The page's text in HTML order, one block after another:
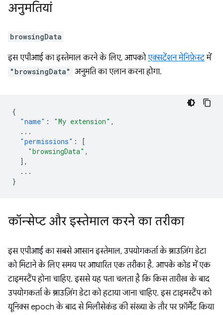
अनुमतियां
browsingData
इस एपीआई का इस्तेमाल करने के लिए, आपकोएक्सटेंशन मेनिफ़ेस्टमें
"browsingData" अनुमति का एलान करना होगा.
{
"name" : "My extension" ,
...
"permissions" :
[
"browsingData" ,
],
...
}
कॉन्सेप्ट और इस्तेमाल करने का तरीका
इस एपीआई का सबसे आसान इस्तेमाल, उपयोगकर्ता के ब्राउज़िंग डेटा
को मिटाने के लिए समय पर आधारित एक तरीका है. आपके कोड में एक
टाइमस्टैंप होना चाहिए. इससे यह पता चलता है कि किस तारीख के बाद
उपयोगकर्ता के ब्राउज़िंग डेटा को हटाया जाना चाहिए. इस टाइमस्टैंप को
यूनिक्स epoch के बाद से मिलीसेकंड की संख्या के तौर पर फ़ॉर्मैट किया